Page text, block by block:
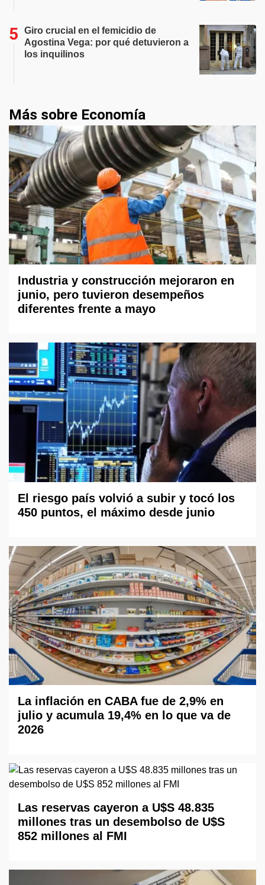
Giro crucial en el femicidio de
Agostina Vega: por qué detuvieron a
los inquilinos
Más sobre Economía
Industria y construcción mejoraron en
junio, pero tuvieron desempeños
diferentes frente a mayo
El riesgo país volvió a subir y tocó los
450 puntos, el máximo desde junio
La inflación en CABA fue de 2,9% en
julio y acumula 19,4% en lo que va de
2026
Las reservas cayeron a U$S 48.835
millones tras un desembolso de U$S
852 millones al FMI